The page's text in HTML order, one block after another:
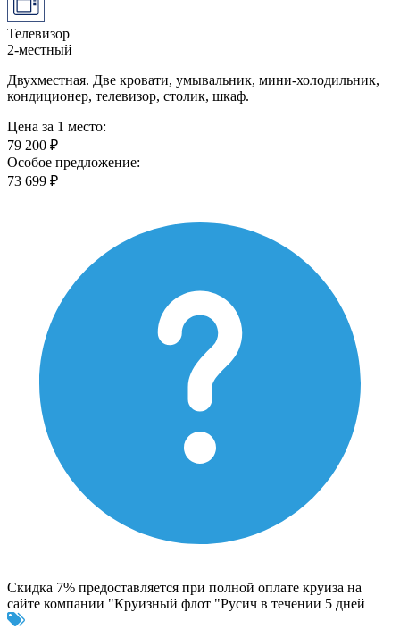
Телевизор
2-местный
Двухместная. Две кровати, умывальник, мини-холодильник,
кондиционер, телевизор, столик, шкаф.
Цена за 1 место:
79 200 ₽
Особое предложение:
73 699 ₽
Скидка 7% предоставляется при полной оплате круиза на
сайте компании "Круизный флот "Русич в течении 5 дней